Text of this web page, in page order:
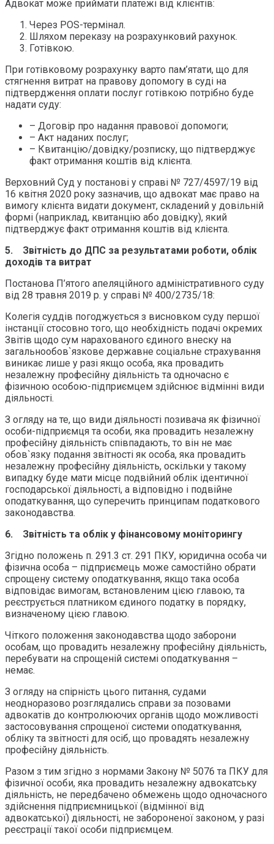
Адвокат може приймати платежі від клієнтів:
Через POS-термінал.
Шляхом переказу на розрахунковий рахунок.
Готівкою.
При готівковому розрахунку варто пам’ятати, що для
стягнення витрат на правову допомогу в суді на
підтвердження оплати послуг готівкою потрібно буде
надати суду:
– Договір про надання правової допомоги;
– Акт наданих послуг;
– Квитанцію/довідку/розписку, що підтверджує
факт отримання коштів від клієнта.
Верховний Суд у постанові у справі № 727/4597/19 від
16 квітня 2020 року зазначив, що адвокат має право на
вимогу клієнта видати документ, складений у довільній
формі (наприклад, квитанцію або довідку), який
підтверджує факт отримання коштів від клієнта.
5. Звітність до ДПС за результатами роботи, облік
доходів та витрат
Постанова П’ятого апеляційного адміністративного суду
від 28 травня 2019 р. у справі № 400/2735/18:
Колегія суддів погоджується з висновком суду першої
інстанції стосовно того, що необхідність подачі окремих
Звітів щодо сум нарахованого єдиного внеску на
загальнообов`язкове державне соціальне страхування
виникає лише у разі якщо особа, яка провадить
незалежну професійну діяльність та одночасно є
фізичною особою-підприємцем здійснює відмінні види
діяльності.
З огляду на те, що види діяльності позивача як фізичної
особи-підприємця та особи, яка провадить незалежну
професійну діяльність співпадають, то він не має
обов`язку подання звітності як особа, яка провадить
незалежну професійну діяльність, оскільки у такому
випадку буде мати місце подвійний облік ідентичної
господарської діяльності, а відповідно і подвійне
оподаткування, що суперечить принципам податкового
законодавства.
6. Звітність та облік у фінансовому моніторингу
Згідно положень п. 291.3 ст. 291 ПКУ, юридична особа чи
фізична особа – підприємець може самостійно обрати
спрощену систему оподаткування, якщо така особа
відповідає вимогам, встановленим цією главою, та
реєструється платником єдиного податку в порядку,
визначеному цією главою.
Чіткого положення законодавства щодо заборони
особам, що провадить незалежну професійну діяльність,
перебувати на спрощеній системі оподаткування –
немає.
З огляду на спірність цього питання, судами
неодноразово розглядались справи за позовами
адвокатів до контролюючих органів щодо можливості
застосовування спрощеної системи оподаткування,
обліку та звітності для осіб, що провадять незалежну
професійну діяльність.
Разом з тим згідно з нормами Закону № 5076 та ПКУ для
фізичної особи, яка провадить незалежну адвокатську
діяльність, не передбачено обмежень щодо одночасного
здійснення підприємницької (відмінної від
адвокатської) діяльності, не забороненої законом, у разі
реєстрації такої особи підприємцем.